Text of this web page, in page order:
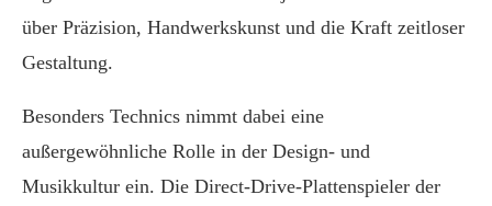
über Präzision, Handwerkskunst und die Kraft zeitloser
Gestaltung.
Besonders Technics nimmt dabei eine
außergewöhnliche Rolle in der Design- und
Musikkultur ein. Die Direct-Drive-Plattenspieler der